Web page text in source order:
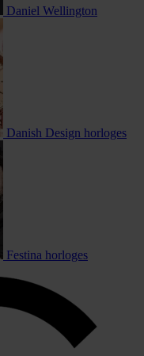
Daniel Wellington
Danish Design horloges
Festina horloges